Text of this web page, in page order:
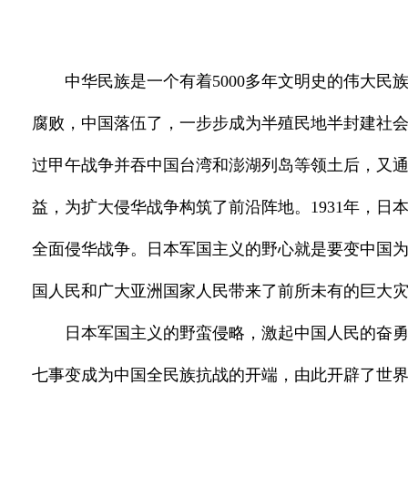
中华民族是一个有着5000多年文明史的伟大民
腐败，中国落伍了，一步步成为半殖民地半封建社
过甲午战争并吞中国台湾和澎湖列岛等领土后，又
益，为扩大侵华战争构筑了前沿阵地。1931年，日
全面侵华战争。日本军国主义的野心就是要变中国
国人民和广大亚洲国家人民带来了前所未有的巨大
日本军国主义的野蛮侵略，激起中国人民的奋
七事变成为中国全民族抗战的开端，由此开辟了世